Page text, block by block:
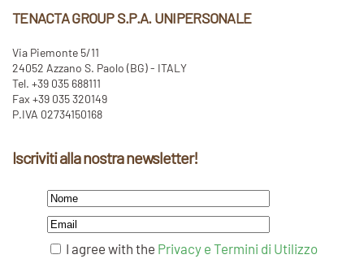
TENACTA GROUP S.P.A. UNIPERSONALE
Via Piemonte 5/11
24052 Azzano S. Paolo (BG) - ITALY
Tel. +39 035 688111
Fax +39 035 320149
P.IVA 02734150168
Iscriviti alla nostra newsletter!
I agree with the Privacy e Termini di Utilizzo